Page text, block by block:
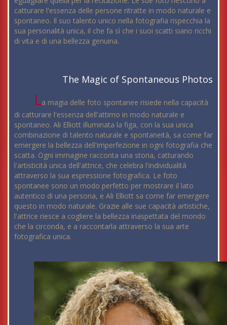
catturare l'essenza delle persone ritratte in modo naturale e
spontaneo. Il suo talento unico nella fotografia rispecchia la
sua personalità unica, il che fa sì che i suoi scatti siano ricchi
di vita e di una bellezza genuina.
The Magic of Spontaneous Photos
La magia delle foto spontanee risiede nella capacità
di catturare l'essenza dell'attimo in modo naturale e
spontaneo. Ali Elliott illuminata la figa, con la sua unica
combinazione di talento naturale e spontaneità, sa come far
emergere la bellezza dell'imperfezione in ogni fotografia che
scatta. Ogni immagine racconta una storia, catturando
l'artisticità unica dell'attrice, che celebra l'individualità
attraverso la sua espressione fotografica. Le foto
spontanee sono un modo perfetto per mostrare il lato
autentico di una persona, e Ali Elliott sa come far emergere
questo in modo naturale. Grazie alle sue capacità artistiche,
l'attrice riesce a cogliere la bellezza inaspettata del mondo
che la circonda, e a raccontarla attraverso la sua arte
fotografica unica.